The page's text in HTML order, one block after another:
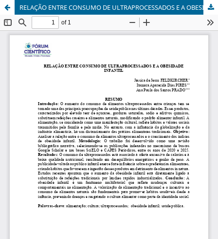
RELAÇÃO ENTRE CONSUMO DE ULTRAPROCESSADOS E A OBESIDADE INFANTIL